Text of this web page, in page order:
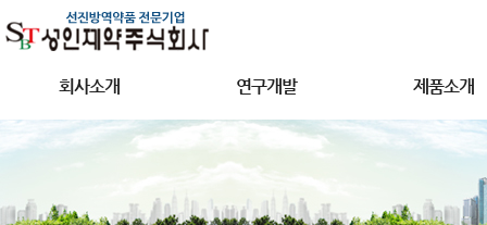
회사소개 연구개발 제품소개